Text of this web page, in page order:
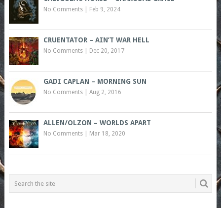
No Comments| Feb 9, 2024
CRUENTATOR – AIN’T WAR HELL
No Comments| Dec 20, 2017
GADI CAPLAN – MORNING SUN
No Comments| Aug 2, 2016
ALLEN/OLZON – WORLDS APART
No Comments| Mar 18, 2020